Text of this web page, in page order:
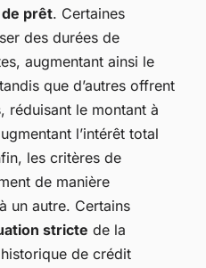
prêt. Certaines
des durées de
augmentant ainsi le
que d’autres offrent
réduisant le montant à
l’intérêt total
les critères de
de manière
à un autre. Certains
stricte de la
de crédit